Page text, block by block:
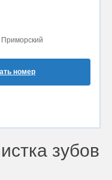
номер
зубов